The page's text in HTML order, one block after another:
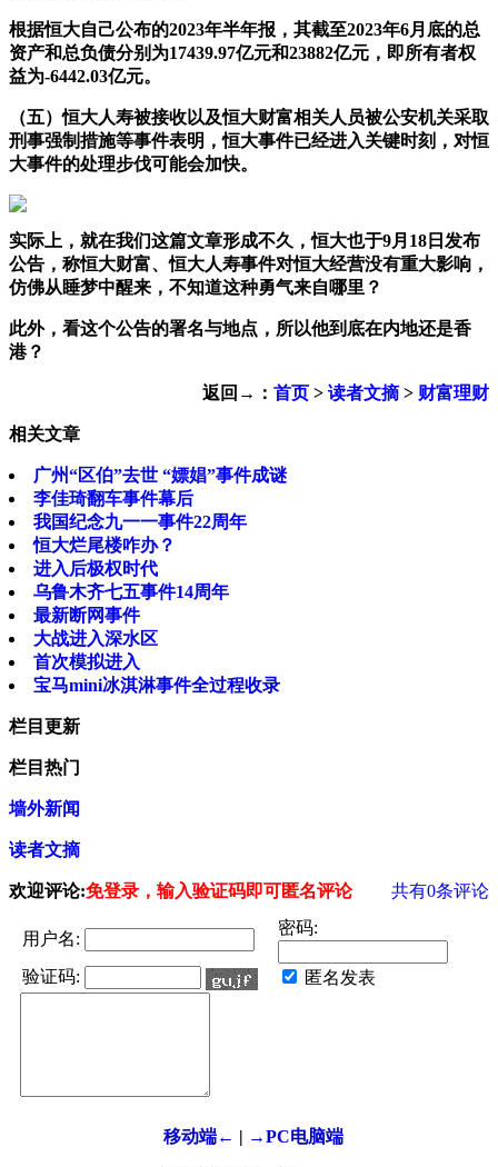
根据恒大自己公布的2023年半年报，其截至2023年6月底的总
资产和总负债分别为17439.97亿元和23882亿元，即所有者权
益为-6442.03亿元。
（五）恒大人寿被接收以及恒大财富相关人员被公安机关采取
刑事强制措施等事件表明，恒大事件已经进入关键时刻，对恒
大事件的处理步伐可能会加快。
实际上，就在我们这篇文章形成不久，恒大也于9月18日发布
公告，称恒大财富、恒大人寿事件对恒大经营没有重大影响，
仿佛从睡梦中醒来，不知道这种勇气来自哪里？
此外，看这个公告的署名与地点，所以他到底在内地还是香
港？
返回→： 首页 > 读者文摘> 财富理财
相关文章
广州“区伯”去世 “嫖娼”事件成谜
李佳琦翻车事件幕后
我国纪念九一一事件22周年
恒大烂尾楼咋办？
进入后极权时代
乌鲁木齐七五事件14周年
最新断网事件
大战进入深水区
首次模拟进入
宝马mini冰淇淋事件全过程收录
栏目更新
栏目热门
墙外新闻
读者文摘
欢迎评论:免登录，输入验证码即可匿名评论 共有0条评论
用户名:
密码:
验证码: 匿名发表
移动端← | →PC电脑端